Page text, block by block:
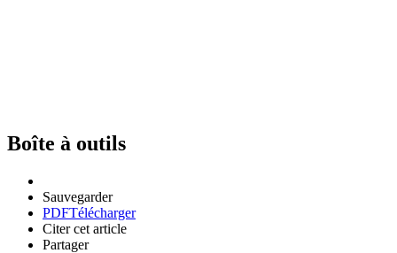
Boîte à outils
Sauvegarder
PDFTélécharger
Citer cet article
Partager